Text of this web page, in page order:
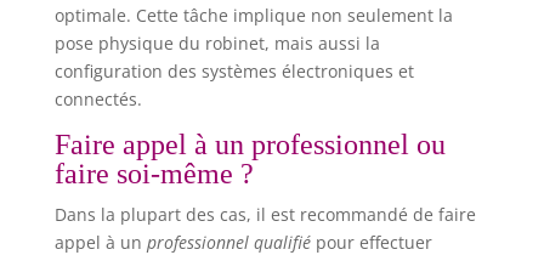
optimale. Cette tâche implique non seulement la
pose physique du robinet, mais aussi la
configuration des systèmes électroniques et
connectés.
Faire appel à un professionnel ou
faire soi-même ?
Dans la plupart des cas, il est recommandé de faire
appel à un professionnel qualifiépour effectuer